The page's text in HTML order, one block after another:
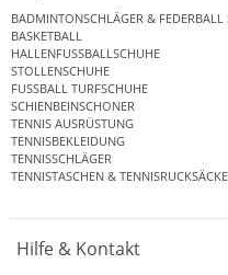
BADMINTONSCHLÄGER & FEDERBALL
BASKETBALL
HALLENFUSSBALLSCHUHE
STOLLENSCHUHE
FUSSBALL TURFSCHUHE
SCHIENBEINSCHONER
TENNIS AUSRÜSTUNG
TENNISBEKLEIDUNG
TENNISSCHLÄGER
TENNISTASCHEN & TENNISRUCKSÄCKE
Hilfe & Kontakt